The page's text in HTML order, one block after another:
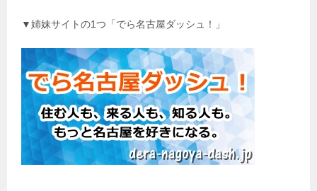
▼姉妹サイトの1つ「でら名古屋ダッシュ！」